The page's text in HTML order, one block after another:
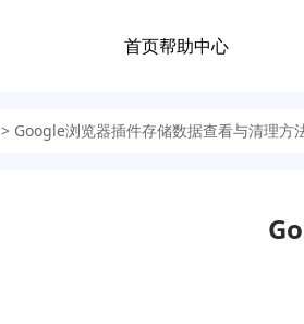
首页帮助中心
> Google浏览器插件存储数据查看与清理方